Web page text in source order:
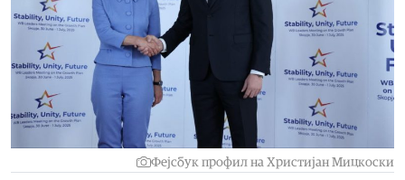
Фејсбук профил на Христијан Мицкоски